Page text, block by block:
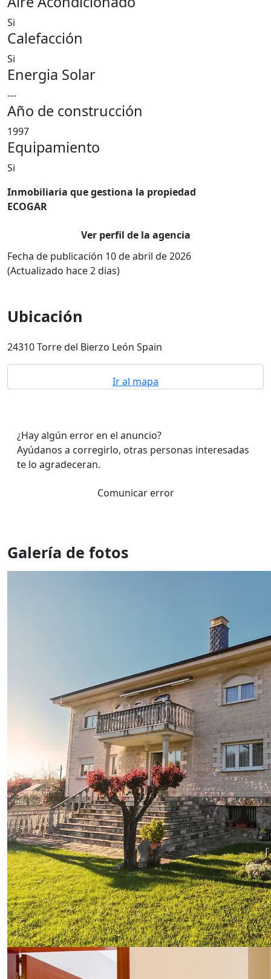
Si
Calefacción
Si
Energia Solar
---
Año de construcción
1997
Equipamiento
Si
Inmobiliaria que gestiona la propiedad
ECOGAR
Ver perfil de la agencia
Fecha de publicación 10 de abril de 2026
(Actualizado hace 2 dias)
Ubicación
24310 Torre del Bierzo León Spain
Ir al mapa
¿Hay algún error en el anuncio?
Ayúdanos a corregirlo, otras personas interesadas
te lo agradeceran.
Comunicar error
Galería de fotos